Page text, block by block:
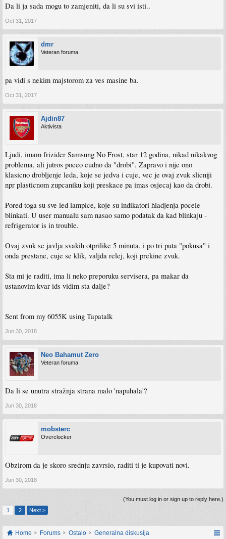
Da li ja sada mogu to zamjeniti, da li su svi isti..
Oct 31, 2017
dmr
Veteran foruma
pa vidi s nekim majstorom za ves masine ba.
Oct 31, 2017
Ajdin87
Aktivista
Ljudi, imam frizider Samsung No Frost, star 12 godina, nikad nikakvog
problema, ali jutros poceo cudno da "drobi". Zapravo i nije ono
klasicno drobljenje leda, koje se jedva i cuje, vec je ovaj zvuk slicniji
npr plasticnom zupcaniku koji preskace pa imas osjecaj kao da drobi.
Pored toga su sve led lampice, koje su indikatori hladjenja pocele
blinkati. U user manualu sam nasao samo podatak da kad blinkaju -
refrigerator is in trouble.
Ovaj zvuk se javlja svakih otprilike 5 minuta, i po tri puta "pokusa" i
onda prestane, cuje se klik, valjda relej, koji prekine zvuk.
Sta mi je raditi, ima li neko preporuku servisera, pa makar da
ustanovim kvar ids vidim sta dalje?
Sent from my 6055K using Tapatalk
Jun 30, 2018
Neo Bahamut Zero
Veteran foruma
Da li se unutra stražnja strana malo 'napuhala'?
Jun 30, 2018
mobsterc
Overclocker
Obzirom da je skoro srednju zavrsio, raditi ti je kupovati novi.
Jun 30, 2018
(You must log in or sign up to reply here.)
1
2 Next >
Home Forums Ostalo Generalna diskusija